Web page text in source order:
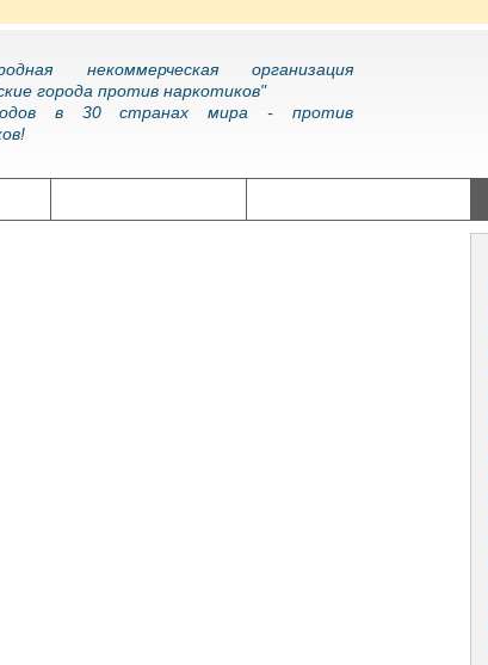
некоммерческая организация
города против наркотиков"
в 30 странах мира - против